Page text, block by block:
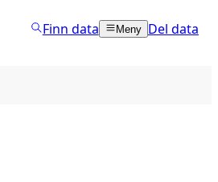
Finn data Meny Del data